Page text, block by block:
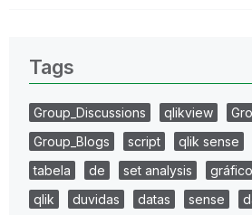
Tags
Group_Discussions qlikview
Group_Blogs
script qlik sense
tabela
de set analysis gráfico
qlik
duvidas datas sense